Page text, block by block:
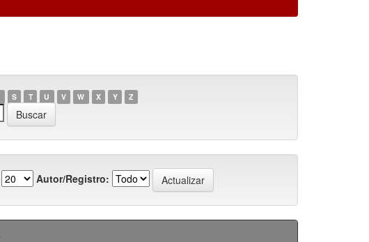
S T U V W X Y Z
Autor/Registro: